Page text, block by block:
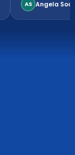
AS Angela